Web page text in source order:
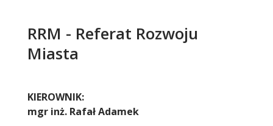
RRM - Referat Rozwoju
Miasta
Treść
KIEROWNIK:
mgr inż. Rafał Adamek